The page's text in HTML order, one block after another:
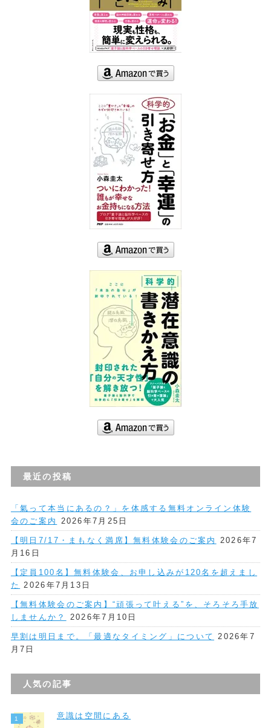
最近の投稿
「氣って本当にあるの？」を体感する無料オンライン体験
会のご案内
2026年7月25日
【明日7/17・まもなく満席】無料体験会のご案内
2026年7
月16日
【定員100名】無料体験会、お申し込みが120名を超えまし
た
2026年7月13日
【無料体験会のご案内】“頑張って叶える”を、そろそろ手放
しませんか？
2026年7月10日
早割は明日まで。「最適なタイミング」について
2026年7
月7日
人気の記事
意識は空間にある